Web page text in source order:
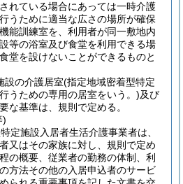
れている場合にあっては一時介護
うために適当な広さの場所が確保
能訓練室を、利用者が同一敷地内
等の浴室及び食堂を利用できる場
堂を設けないことができるものと
設の介護居室(指定地域密着型特定
うための専用の居室をいう。)及び
な基準は、規則で定める。
)
定施設入居者生活介護事業者は、
又はその家族に対し、規則で定め
の概要、従業者の勤務の体制、利
方法その他の入居申込者のサービ